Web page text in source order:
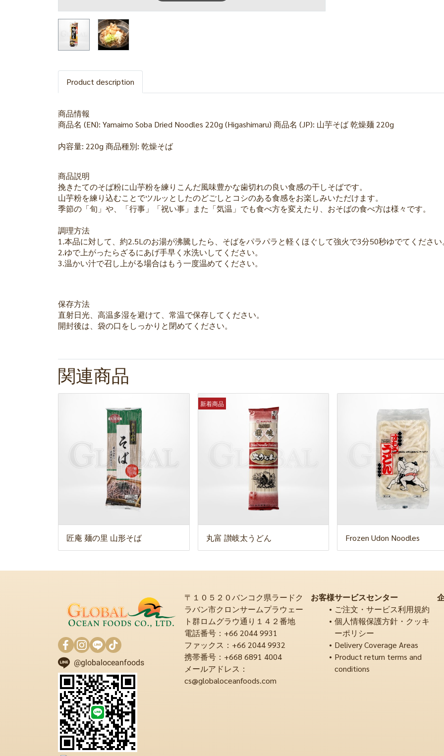
Product description
商品情報
商品名 (EN): Yamaimo Soba Dried Noodles 220g (Higashimaru) 商品名 (JP): 山芋そば 乾燥麺 220g
内容量: 220g 商品種別: 乾燥そば
商品説明
挽きたてのそば粉に山芋粉を練りこんだ風味豊かな歯切れの良い食感の干しそばです。
山芋粉を練り込むことでツルッとしたのどごしとコシのある食感をお楽しみいただけます。
季節の「旬」や、「行事」「祝い事」また「気温」でも食べ方を変えたり、おそばの食べ方は様々です。
調理方法
1.本品に対して、約2.5Lのお湯が沸騰したら、そばをパラパラと軽くほぐして強火で3分50秒ゆでてください
2.ゆで上がったらざるにあげ手早く水洗いしてください。
3.温かい汁で召し上がる場合はもう一度温めてください。
保存方法
直射日光、高温多湿を避けて、常温で保存してください。
開封後は、袋の口をしっかりと閉めてください。
関連商品
匠庵 麺の里 山形そば
新着商品
丸富 讃岐太うどん Frozen Udon Noodles
@globaloceanfoods
〒１０５２０バンコク県ラードク
ラバン市クロンサームプラウェー
ト群ロムグラウ通り１４２番地
電話番号：+66 2044 9931
ファックス：+66 2044 9932
携帯番号：+668 6891 4004
メールアドレス：
cs@globaloceanfoods.com
お客様サービスセンター
ご注文・サービス利用規約
個人情報保護方針・クッキ
ーポリシー
Delivery Coverage Areas
Product return terms and
conditions